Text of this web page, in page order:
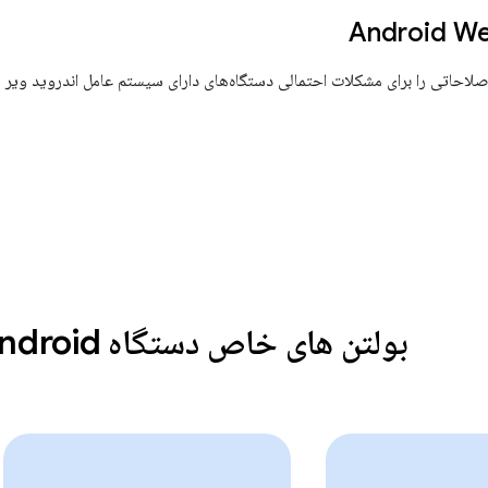
Android
را برای مشکلات احتمالی دستگاه‌های دارای سیستم عامل اندروید ویر
بولتن های خاص دستگاه Android